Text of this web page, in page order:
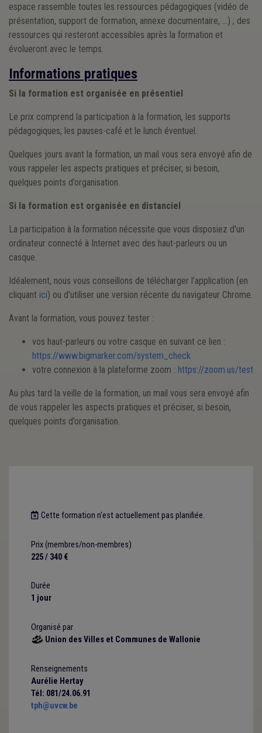
espace rassemble toutes les ressources pédagogiques (vidéo de
présentation, support de formation, annexe documentaire, …) ; des
ressources qui resteront accessibles après la formation et
évolueront avec le temps.
Informations pratiques
Si la formation est organisée en présentiel
Le prix comprend la participation à la formation, les supports
pédagogiques, les pauses-café et le lunch éventuel.
Quelques jours avant la formation, un mail vous sera envoyé afin de
vous rappeler les aspects pratiques et préciser, si besoin,
quelques points d’organisation.
Si la formation est organisée en distanciel
La participation à la formation nécessite que vous disposiez d'un
ordinateur connecté à Internet avec des haut-parleurs ou un
casque.
Idéalement, nous vous conseillons de télécharger l’application (en
cliquant ici) ou d'utiliser une version récente du navigateur Chrome.
Avant la formation, vous pouvez tester :
vos haut-parleurs ou votre casque en suivant ce lien :
https://www.bigmarker.com/system_check
votre connexion à la plateforme zoom : https://zoom.us/test
Au plus tard la veille de la formation, un mail vous sera envoyé afin
de vous rappeler les aspects pratiques et préciser, si besoin,
quelques points d’organisation.
Cette formation n'est actuellement pas planifiée.
Prix (membres/non-membres)
225 / 340 €
Durée
1 jour
Organisé par
 Union des Villes et Communes de Wallonie
Renseignements
Aurélie Hertay
Tél: 081/24.06.91
tph@uvcw.be